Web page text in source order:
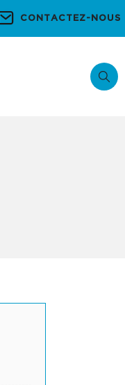
CONTACTEZ-NOUS